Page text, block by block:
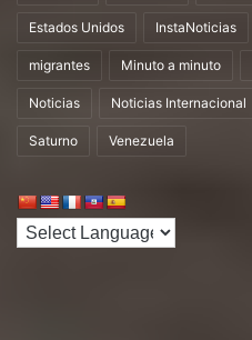
Estados Unidos InstaNoticias
migrantes Minuto a minuto
Noticias Noticias Internacional
Saturno Venezuela